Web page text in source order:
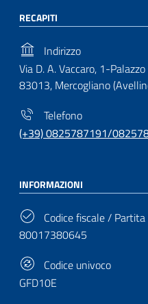
RECAPITI
Indirizzo
Via D. A. Vaccaro, 1-
83013, Mercogliano
Telefono
(+39) 0825787191/
INFORMAZIONI
Codice fiscale / Partita
80017380645
Codice univoco
GFD10E